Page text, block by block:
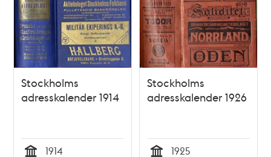
Stockholms
adresskalender 1914
1914
Stockholms
adresskalender 1926
1925